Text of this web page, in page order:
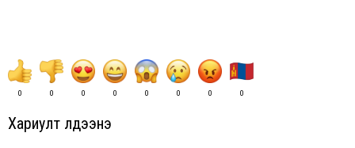
0 0 0 0 0 0 0 0
Хариулт үлдээнэ үү